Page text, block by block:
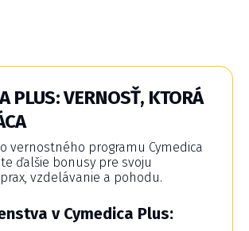
PLUS: VERNOSŤ, KTORÁ
vernostného programu Cymedica
ďalšie bonusy pre svoju
vzdelávanie a pohodu.
v Cymedica Plus: